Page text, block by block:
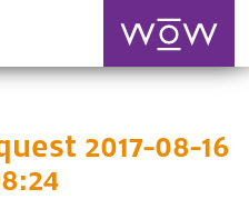
2017-08-16